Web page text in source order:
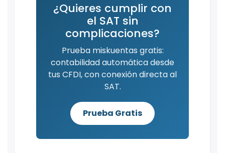
¿Quieres cumplir con
el SAT sin
complicaciones?
Prueba miskuentas gratis:
contabilidad automática desde
tus CFDI, con conexión directa al
SAT.
Prueba Gratis